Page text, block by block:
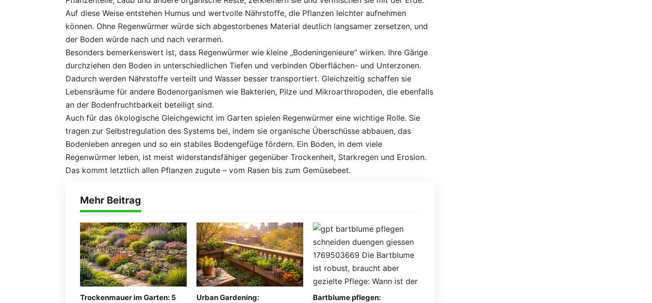
Auf diese Weise entstehen Humus und wertvolle Nährstoffe, die Pflanzen leichter aufnehmen
können. Ohne Regenwürmer würde sich abgestorbenes Material deutlich langsamer zersetzen, und
der Boden würde nach und nach verarmen.
Besonders bemerkenswert ist, dass Regenwürmer wie kleine „Bodeningenieure“ wirken. Ihre Gänge
durchziehen den Boden in unterschiedlichen Tiefen und verbinden Oberflächen- und Unterzonen.
Dadurch werden Nährstoffe verteilt und Wasser besser transportiert. Gleichzeitig schaffen sie
Lebensräume für andere Bodenorganismen wie Bakterien, Pilze und Mikroarthropoden, die ebenfalls
an der Bodenfruchtbarkeit beteiligt sind.
Auch für das ökologische Gleichgewicht im Garten spielen Regenwürmer eine wichtige Rolle. Sie
tragen zur Selbstregulation des Systems bei, indem sie organische Überschüsse abbauen, das
Bodenleben anregen und so ein stabiles Bodengefüge fördern. Ein Boden, in dem viele
Regenwürmer leben, ist meist widerstandsfähiger gegenüber Trockenheit, Starkregen und Erosion.
Das kommt letztlich allen Pflanzen zugute – vom Rasen bis zum Gemüsebeet.
Mehr Beitrag
Trockenmauer im Garten: 5
Urban Gardening:
Bartblume pflegen: